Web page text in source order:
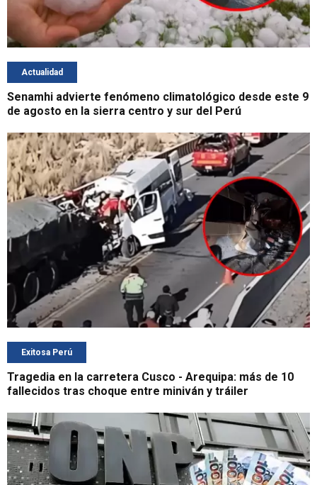
Actualidad
Senamhi advierte fenómeno climatológico desde este 9
de agosto en la sierra centro y sur del Perú
Exitosa Perú
Tragedia en la carretera Cusco - Arequipa: más de 10
fallecidos tras choque entre miniván y tráiler